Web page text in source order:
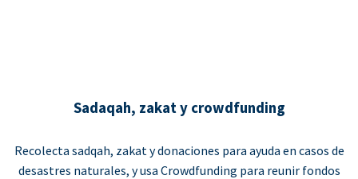
Sadaqah, zakat y crowdfunding
Recolecta sadqah, zakat y donaciones para ayuda en casos de
desastres naturales, y usa Crowdfunding para reunir fondos